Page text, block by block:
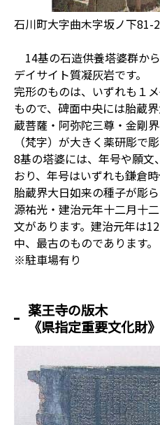
石川町大字曲木字坂ノ下
14基の石造供養塔婆群か
デイサイト質凝灰岩です。
完形のものは、いずれも１
もので、碑面中央には胎蔵
蔵菩薩・阿弥陀三尊・金剛
（梵字）が大きく薬研彫で
8基の塔婆には、年号や願文
おり、年号はいずれも鎌倉
胎蔵界大日如来の種子が彫
源祐光・建治元年十二月十
文があります。建治元年は
中、最古のものであります。
※駐車場有り
薬王寺の版木
《県指定重要文化財》